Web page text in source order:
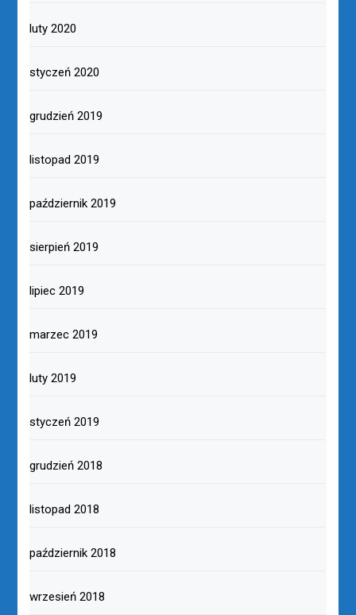
luty 2020
styczeń 2020
grudzień 2019
listopad 2019
październik 2019
sierpień 2019
lipiec 2019
marzec 2019
luty 2019
styczeń 2019
grudzień 2018
listopad 2018
październik 2018
wrzesień 2018